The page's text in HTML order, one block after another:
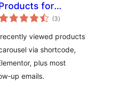
for
–
Block & Email
(3ຄະແນນ
ທັງໝົດ
)
viewed products
via shortcode,
plus most
up emails.